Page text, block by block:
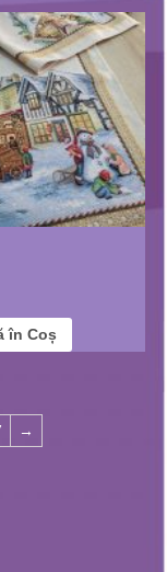
în Coș
→